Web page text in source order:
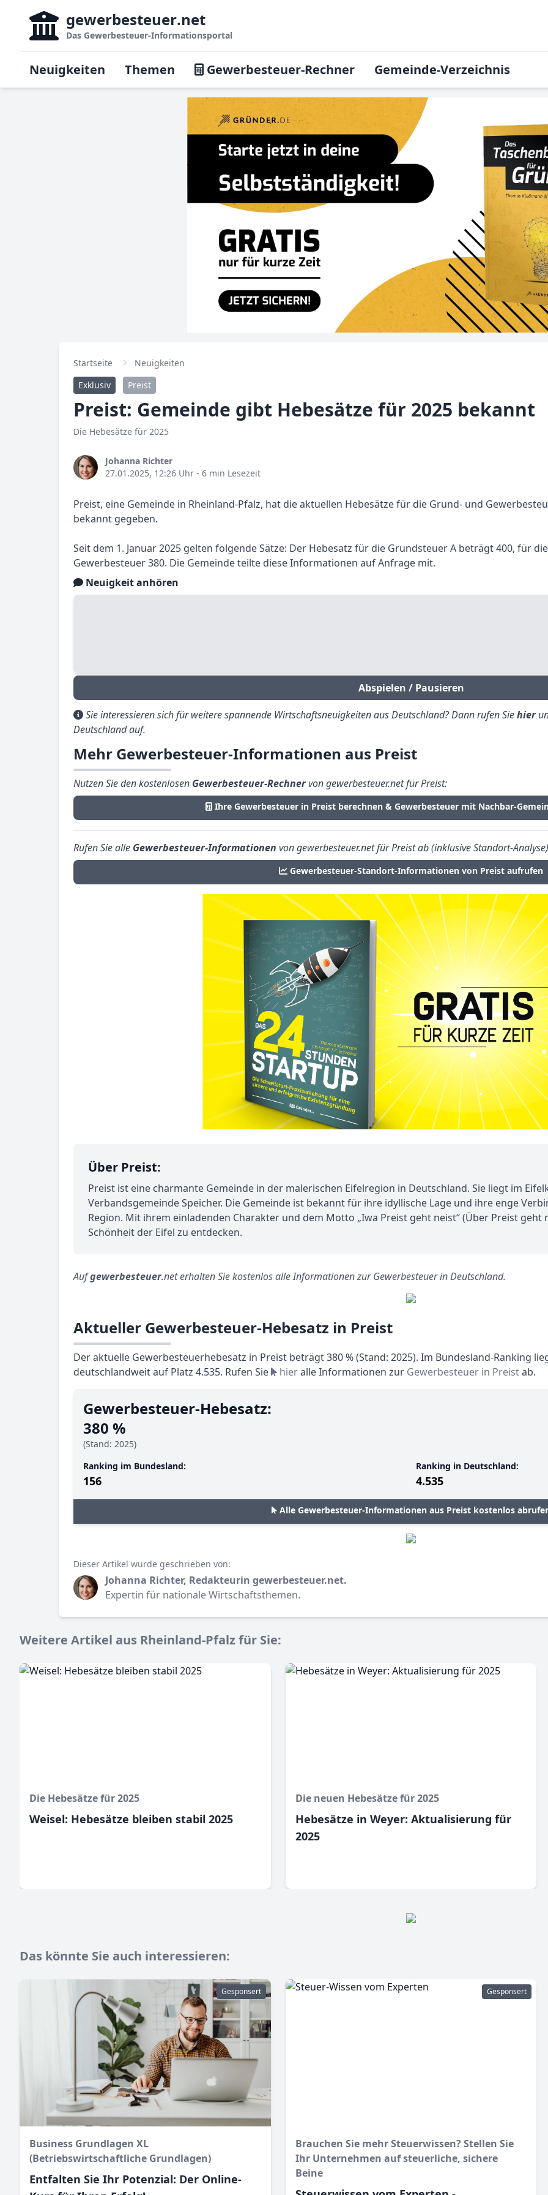
gewerbesteuer.net
Das Gewerbesteuer-Informationsportal
Neuigkeiten Themen Gewerbesteuer-Rechner Gemeinde-Verzeichnis
Startseite
Neuigkeiten
Exklusiv
Preist
Preist: Gemeinde gibt Hebesätze für 2025 bekannt
Die Hebesätze für 2025
Johanna Richter
27.01.2025, 12:26 Uhr - 6 min Lesezeit
Preist, eine Gemeinde in Rheinland-Pfalz, hat die aktuellen Hebesätze für die Grund- und
bekannt gegeben.
Seit dem 1. Januar 2025 gelten folgende Sätze: Der Hebesatz für die Grundsteuer A beträgt 400, für
Gewerbesteuer 380. Die Gemeinde teilte diese Informationen auf Anfrage mit.
Neuigkeit anhören
Abspielen / Pausieren
Sie interessieren sich für weitere spannende Wirtschaftsneuigkeiten aus Deutschland? Dann rufen Siehier
Deutschland auf.
Mehr Gewerbesteuer-Informationen aus Preist
Nutzen Sie den kostenlosen Gewerbesteuer-Rechnervon gewerbesteuer.net für Preist:
Ihre Gewerbesteuer in Preist berechnen & Gewerbesteuer mit Nachbar-
Rufen Sie alle Gewerbesteuer-Informationen von gewerbesteuer.net für Preist ab (inklusive Standort-
Gewerbesteuer-Standort-Informationen von Preist aufrufen
Über Preist:
Preist ist eine charmante Gemeinde in der malerischen Eifelregion in Deutschland. Sie liegt im
Verbandsgemeinde Speicher. Die Gemeinde ist bekannt für ihre idyllische Lage und ihre enge
Region. Mit ihrem einladenden Charakter und dem Motto „Iwa Preist geht neist“ (Über Preist geht
Schönheit der Eifel zu entdecken.
Aufgewerbesteuer.net erhalten Sie kostenlos alle Informationen zur Gewerbesteuer in Deutschland.
Aktueller Gewerbesteuer-Hebesatz in Preist
Der aktuelle Gewerbesteuerhebesatz in Preist beträgt 380 % (Stand: 2025). Im Bundesland-Ranking
deutschlandweit auf Platz 4.535. Rufen Sie
hieralle Informationen zur Gewerbesteuer in Preistab.
Gewerbesteuer-Hebesatz:
380 %
(Stand: 2025)
Ranking im Bundesland:
156
Ranking in Deutschland:
4.535
Alle Gewerbesteuer-Informationen aus Preist kostenlos
Dieser Artikel wurde geschrieben von:
Johanna Richter, Redakteurin gewerbesteuer.net.
Expertin für nationale Wirtschaftsthemen.
Weitere Artikel aus Rheinland-Pfalz für Sie:
Die Hebesätze für 2025
Weisel: Hebesätze bleiben stabil 2025
Die neuen Hebesätze für 2025
Hebesätze in Weyer: Aktualisierung für
2025
Das könnte Sie auch interessieren:
Gesponsert
Business Grundlagen XL
(Betriebswirtschaftliche Grundlagen)
Entfalten Sie Ihr Potenzial: Der Online-
Gesponsert
Brauchen Sie mehr Steuerwissen? Stellen Sie
Ihr Unternehmen auf steuerliche, sichere
Beine